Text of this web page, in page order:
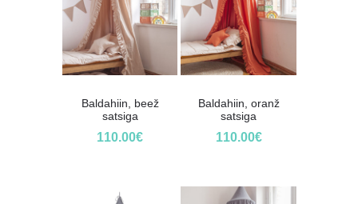
Baldahiin, beež
satsiga
110.00€
Baldahiin, oranž
satsiga
110.00€